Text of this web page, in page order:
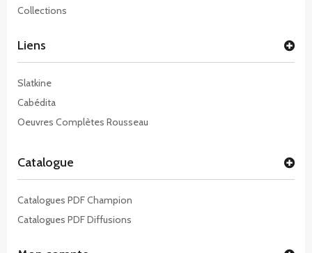
Collections
Liens
Slatkine
Cabédita
Oeuvres Complètes Rousseau
Catalogue
Catalogues PDF Champion
Catalogues PDF Diffusions